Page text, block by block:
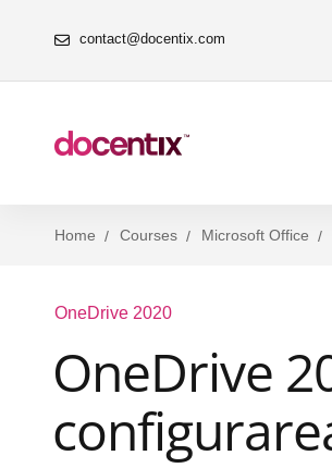
contact@docentix.com
Home Courses Microsoft Office
OneDrive 2020
OneDrive